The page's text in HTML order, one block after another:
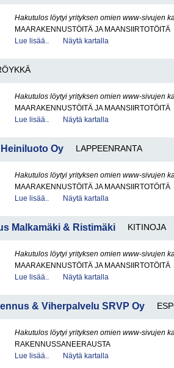
Hakutulos löytyi yrityksen omien www-sivujen
MAARAKENNUSTÖITÄ JA MAANSIIRTOTÖITÄ
Lue lisää..
Näytä kartalla
Hakutulos löytyi yrityksen omien www-sivujen
MAARAKENNUSTÖITÄ JA MAANSIIRTOTÖITÄ
Lue lisää..
Näytä kartalla
Oy LAPPEENRANTA
Hakutulos löytyi yrityksen omien www-sivujen
MAARAKENNUSTÖITÄ JA MAANSIIRTOTÖITÄ
Lue lisää..
Näytä kartalla
Malkamäki & Ristimäki KITINOJA
Hakutulos löytyi yrityksen omien www-sivujen
MAARAKENNUSTÖITÄ JA MAANSIIRTOTÖITÄ
Lue lisää..
Näytä kartalla
& Viherpalvelu SRVP Oy
Hakutulos löytyi yrityksen omien www-sivujen
RAKENNUSSANEERAUSTA
Lue lisää..
Näytä kartalla